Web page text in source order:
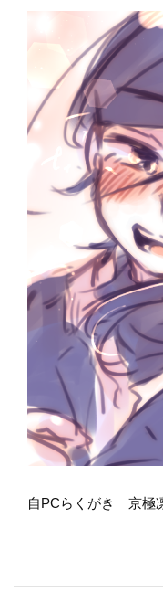
自PCらくがき 京極